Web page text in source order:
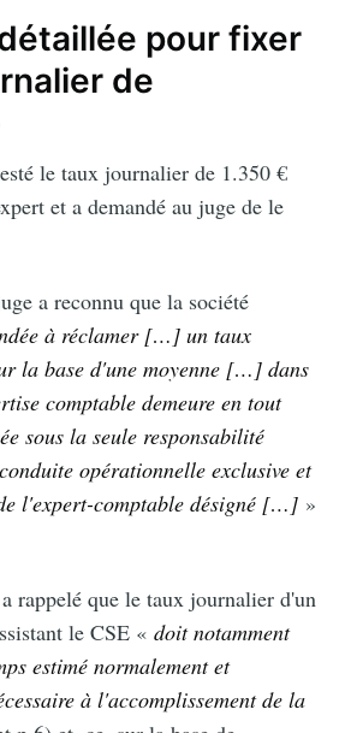
pour fixer
de
le taux journalier de 1.350 €
et a demandé au juge de le
a reconnu que la société
à réclamer […] un taux
la base d'une moyenne […] dans
comptable demeure en tout
sous la seule responsabilité
opérationnelle exclusive et
l'expert-comptable désigné […] »
rappelé que le taux journalier d'un
le CSE «doit notamment
estimé normalement et
à l'accomplissement de la
to
le
Blog
Get all the latest &
delivered straight to
your inbox
Subscribe